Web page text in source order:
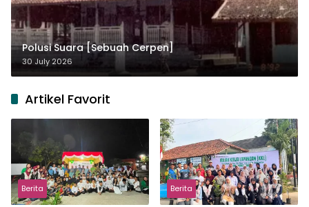
Polusi Suara [Sebuah Cerpen]
30 July 2026
Artikel Favorit
Berita Berita